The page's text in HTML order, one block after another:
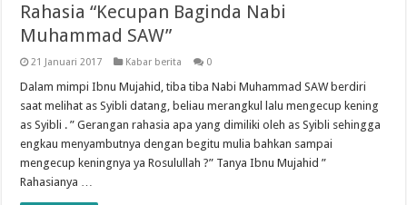
Rahasia “Kecupan Baginda Nabi
Muhammad SAW”
21 Januari 2017 Kabar berita 0
Dalam mimpi Ibnu Mujahid, tiba tiba Nabi Muhammad SAW berdiri
saat melihat as Syibli datang, beliau merangkul lalu mengecup kening
as Syibli . ” Gerangan rahasia apa yang dimiliki oleh as Syibli sehingga
engkau menyambutnya dengan begitu mulia bahkan sampai
mengecup keningnya ya Rosulullah ?” Tanya Ibnu Mujahid ”
Rahasianya …